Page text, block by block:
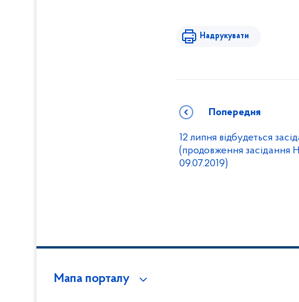
Надрукувати
Попередня
12 липня відбудеться
(продовження засідання
09.07.2019)
Мапа порталу